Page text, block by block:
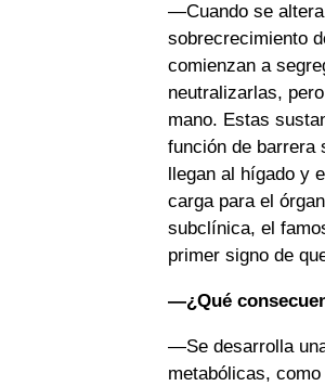
—Cuando se
sobrecrecimiento
comienzan a
neutralizarlas,
mano. Estas
función de barrera
llegan al hígado y
carga para el
subclínica, el
primer signo de
—¿Qué
—Se desarrolla
metabólicas,